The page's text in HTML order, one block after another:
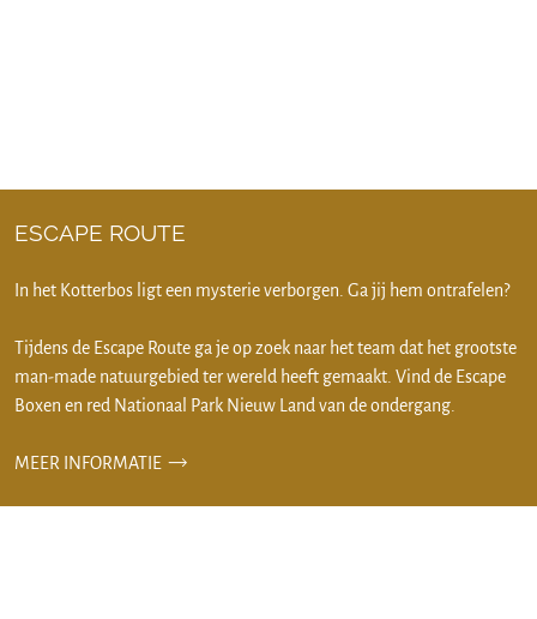
ESCAPE ROUTE
In het Kotterbos ligt een mysterie verborgen. Ga jij hem ontrafelen?
Tijdens de Escape Route ga je op zoek naar het team dat het grootste
man-made natuurgebied ter wereld heeft gemaakt. Vind de Escape
Boxen en red Nationaal Park Nieuw Land van de ondergang.
MEER INFORMATIE